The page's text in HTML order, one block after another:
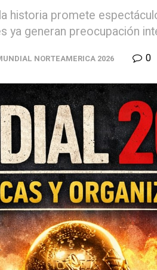
historia promete
ya generan preocupación
NORTEAMERICA 2026 0